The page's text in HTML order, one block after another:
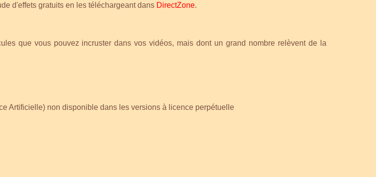
d'effets gratuits en les téléchargeant dans DirectZone.
que vous pouvez incruster dans vos vidéos, mais dont un grand nombre relèvent de la
Artificielle) non disponible dans les versions à licence perpétuelle